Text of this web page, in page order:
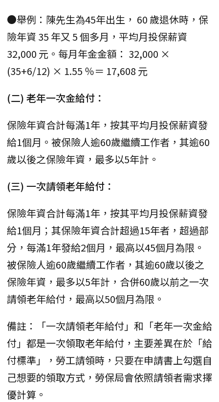
●舉例：陳先生為45年出生， 60 歲退休時，保
險年資 35 年又 5 個多月，平均月投保薪資
32,000 元。每月年金金額： 32,000 ×
(35+6/12) × 1.55 ％＝ 17,608 元
(二) 老年一次金給付：
保險年資合計每滿1年，按其平均月投保薪資發
給1個月。被保險人逾60歲繼續工作者，其逾60
歲以後之保險年資，最多以5年計。
(三) 一次請領老年給付：
保險年資合計每滿1年，按其平均月投保薪資發
給1個月；其保險年資合計超過15年者，超過部
分，每滿1年發給2個月，最高以45個月為限。
被保險人逾60歲繼續工作者，其逾60歲以後之
保險年資，最多以5年計，合併60歲以前之一次
請領老年給付，最高以50個月為限。
備註：「一次請領老年給付」和「老年一次金給
付」都是一次領取老年給付，主要差異在於「給
付標準」，勞工請領時，只要在申請書上勾選自
己想要的領取方式，勞保局會依照請領者需求擇
優計算。